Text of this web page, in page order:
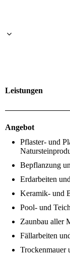
Leistungen
Angebot
Pflaster- und
Bepflanzung
Erdarbeiten
Keramik- und
Pool- und
Zaunbau aller
Fällarbeiten
Trockenmauer